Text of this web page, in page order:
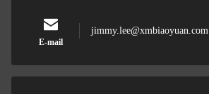
E-mail
jimmy.lee@xmbiaoyuan.com